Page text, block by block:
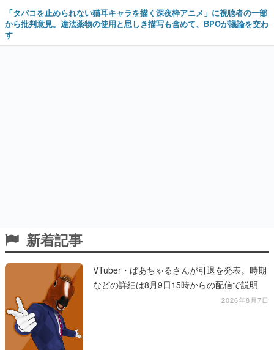
「タバコを止められない猫耳キャラを描く深夜枠アニメ」に視聴者の一部
から批判意見。違法薬物の使用と思しき描写も含めて、BPOが議論を交わ
す
新着記事
VTuber・ばあちゃるさんが引退を発表。時期
などの詳細は8月9日15時からの配信で説明
2026年8月7日